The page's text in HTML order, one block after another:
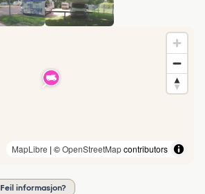
MapLibre | ©OpenStreetMapcontributors
Feil informasjon?